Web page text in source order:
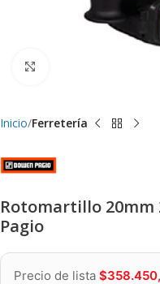
Inicio Ferretería
Rotomartillo 20mm
Pagio
Precio de lista $